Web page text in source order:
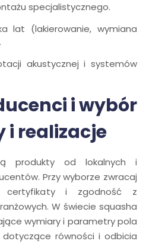
specjalistycznego.
lat (lakierowanie, wymiana
akustycznej i systemów
i wybór
realizacje
produkty od lokalnych i
Przy wyborze zwracaj
certyfikaty i zgodność z
W świecie squasha
wymiary i parametry pola
równości i odbicia